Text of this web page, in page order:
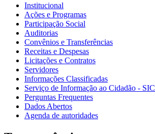
Institucional
Ações e Programas
Participação Social
Auditorias
Convênios e Transferências
Receitas e Despesas
Licitações e Contratos
Servidores
Informações Classificadas
Serviço de Informação ao Cidadão - SIC
Perguntas Frequentes
Dados Abertos
Agenda de autoridades